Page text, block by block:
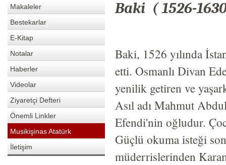
Makaleler
Bestekarlar
E-Kitap
Notalar
Haberler
Videolar
Ziyaretçi Defteri
Önemli Linkler
Musikişinas Atatürk
İletişim
Baki (1526-
Baki, 1526 yılında
etti. Osmanlı Divan
yenilik getiren ve
Asıl adı Mahmut
Efendi'nin oğludur.
Güçlü okuma isteği
müderrislerinden